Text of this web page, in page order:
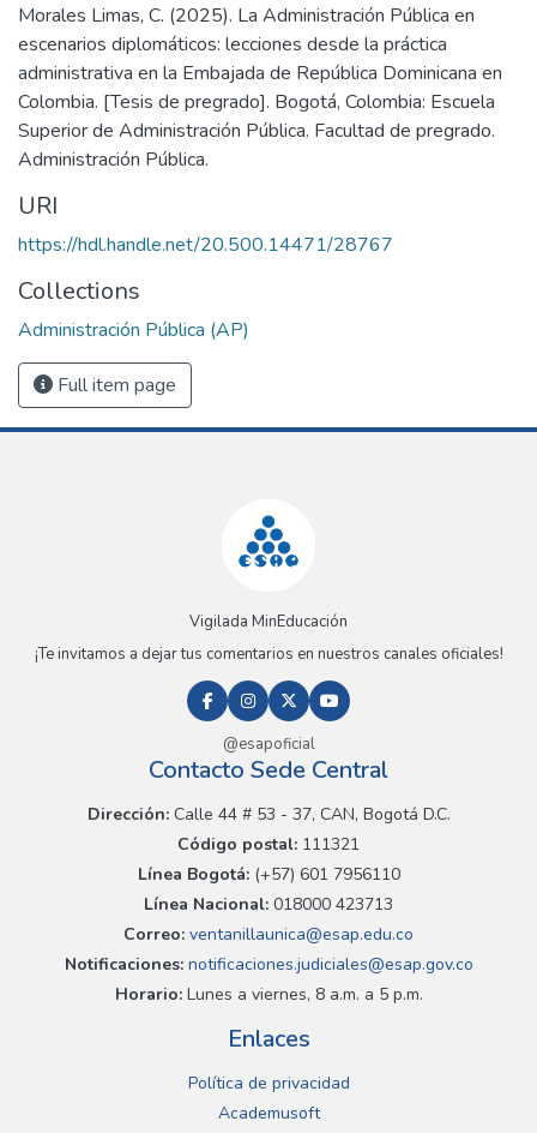
Morales Limas, C. (2025). La Administración Pública en
escenarios diplomáticos: lecciones desde la práctica
administrativa en la Embajada de República Dominicana en
Colombia. [Tesis de pregrado]. Bogotá, Colombia: Escuela
Superior de Administración Pública. Facultad de pregrado.
Administración Pública.
URI
https://hdl.handle.net/20.500.14471/28767
Collections
Administración Pública (AP)
Full item page
Vigilada MinEducación
¡Te invitamos a dejar tus comentarios en nuestros canales oficiales!
@esapoficial
Contacto Sede Central
Dirección:Calle 44 # 53 - 37, CAN, Bogotá D.C.
Código postal: 111321
Línea Bogotá:(+57) 601 7956110
Línea Nacional: 018000 423713
Correo: ventanillaunica@esap.edu.co
Notificaciones:notificaciones.judiciales@esap.gov.co
Horario:Lunes a viernes, 8 a.m. a 5 p.m.
Enlaces
Política de privacidad
Academusoft